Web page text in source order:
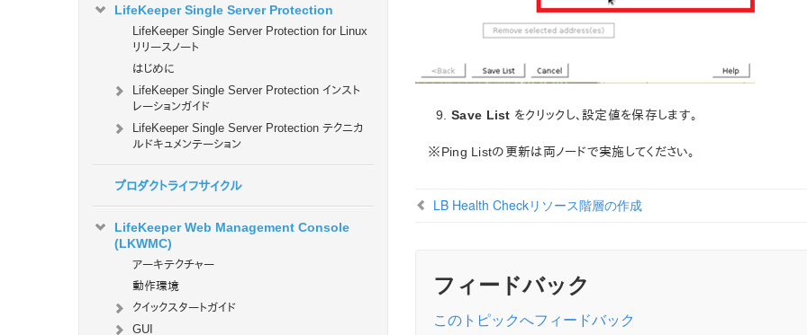
LifeKeeper Single Server Protection
LifeKeeper Single Server Protection for Linux
リリースノート
はじめに
LifeKeeper Single Server Protection インスト
レーションガイド
LifeKeeper Single Server Protection テクニカ
ルドキュメンテーション
プロダクトライフサイクル
LifeKeeper Web Management Console
(LKWMC)
アーキテクチャー
動作環境
クイックスタートガイド
GUI
Save List をクリックし、設定値を保存します。
※Ping Listの更新は両ノードで実施してください。
LB Health Checkリソース階層の作成
フィードバック
このトピックへフィードバック